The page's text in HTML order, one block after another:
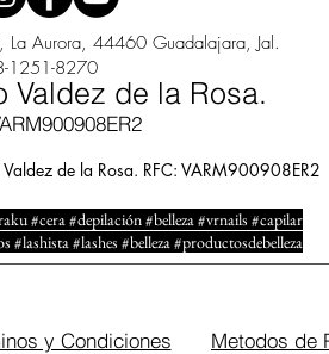
Aurora, 44460 Guadalajara, Jal.
1251-8270
Valdez de la Rosa.
de la Rosa. RFC: VARM900908ER2
#cera #depilación #belleza #vrnails #capilar
#lashista #lashes #belleza #productosdebelleza
y Condiciones Metodos de